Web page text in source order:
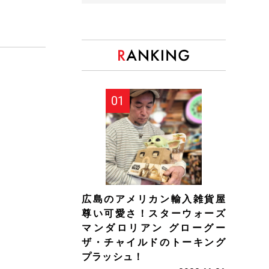
広島のアメリカン輸入雑貨屋
尊い可愛さ！スターウォーズ
マンダロリアン グローグー
ザ・チャイルドのトーキング
プラッシュ！